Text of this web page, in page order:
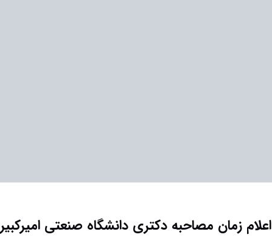
اعلام زمان مصاحبه دکتری دانشگاه صنعتی امیرکبیر ۱۴۰۵